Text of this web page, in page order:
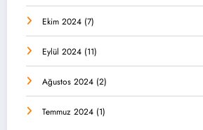
Ekim 2024 (7)
Eylül 2024 (11)
Ağustos 2024 (2)
Temmuz 2024 (1)